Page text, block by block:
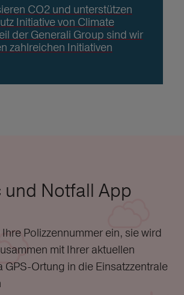
CO2 und unterstützen
Initiative von Climate
der Generali Group sind wir
zahlreichen Initiativen
und Notfall App
Polizzennummer ein, sie wird
mit Ihrer aktuellen
GPS-Ortung in die Einsatzzentrale